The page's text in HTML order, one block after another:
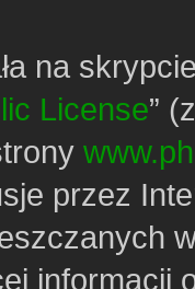
na
License”
przez
informacji